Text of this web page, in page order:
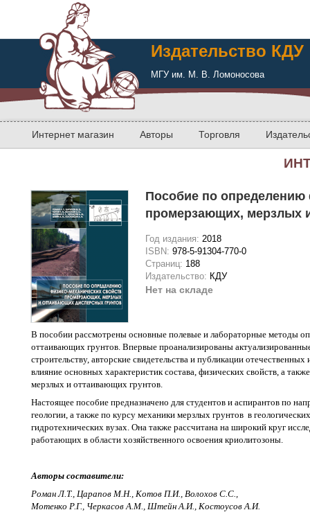
Издательство КДУ
МГУ им. М. В. Ломоносова
Интернет магазин Авторы Торговля
Пособие по определению
промерзающих, мерзлых
Год издания: 2018
ISBN: 978-5-91304-770-0
Страниц: 188
Издательство: КДУ
Нет на складе
В пособии рассмотрены основные полевые и лабораторные методы
оттаивающих грунтов. Впервые проанализированы
строительству, авторские свидетельства и публикации
влияние основных характеристик состава, физических свойств, а
мерзлых и оттаивающих грунтов.
Настоящее пособие предназначено для студентов и аспирантов по
геологии, а также по курсу механики мерзлых грунтов в
гидротехнических вузах. Она также рассчитана на широкий круг
работающих в области хозяйственного освоения криолитозоны.
Авторы составители:
Роман Л.Т., Царапов М.Н., Котов П.И., Волохов С.С.,
Мотенко Р.Г., Черкасов А.М., Штейн А.И., Костоусов А.И.